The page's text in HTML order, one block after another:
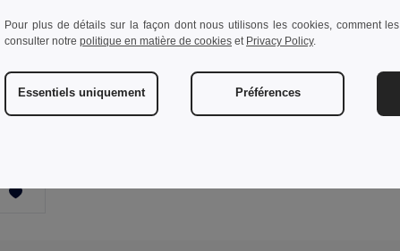
-46%
Pour plus de détails sur la façon dont nous utilisons les cookies, comment
consulter notre politique en matière de cookies et Privacy Policy.
Essentiels uniquement Préférences